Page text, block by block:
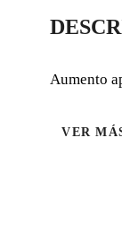
Aumento
VER